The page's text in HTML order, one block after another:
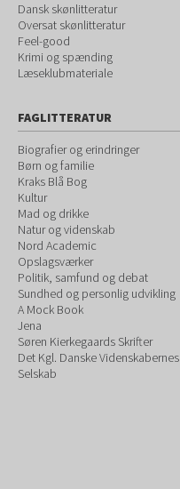
Dansk skønlitteratur
Oversat skønlitteratur
Feel-good
Krimi og spænding
Læseklubmateriale
FAGLITTERATUR
Biografier og erindringer
Børn og familie
Kraks Blå Bog
Kultur
Mad og drikke
Natur og videnskab
Nord Academic
Opslagsværker
Politik, samfund og debat
Sundhed og personlig udvikling
A Mock Book
Jena
Søren Kierkegaards Skrifter
Det Kgl. Danske Videnskabernes
Selskab